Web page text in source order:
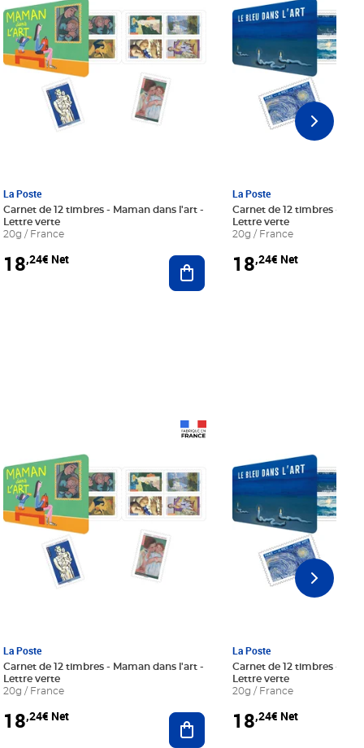
au panier
La Poste
Carnet de 12 timbres - Maman dans l'art -
Lettre verte
20g / France
18,24€ Net Ajouter au panier
La Poste
Carnet de 12 timbres - Le
Lettre verte
20g / France
18,24€ Net
au panier
La Poste
Carnet de 12 timbres - Maman dans l'art -
Lettre verte
20g / France
18,24€ Net Ajouter au panier
La Poste
Carnet de 12 timbres - Le
Lettre verte
20g / France
18,24€ Net